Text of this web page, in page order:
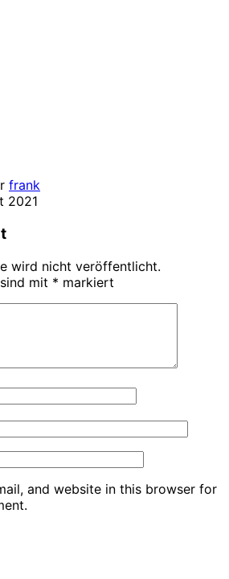
frank
2021
wird nicht veröffentlicht.
mit * markiert
and website in this browser for